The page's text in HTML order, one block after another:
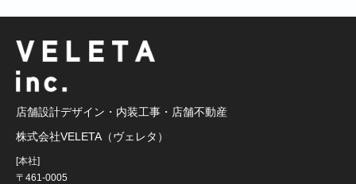
店舗設計デザイン・内装工事・店舗不動産
株式会社VELETA（ヴェレタ）
[本社]
〒461-0005